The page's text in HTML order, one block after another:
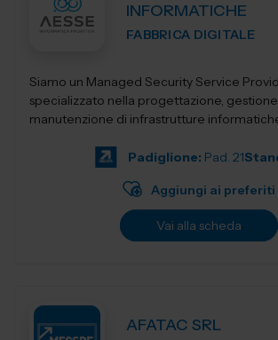
INFORMATICHE
FABBRICA DIGITALE
Siamo un Managed Security Service
specializzato nella progettazione,
manutenzione di infrastrutture
Padiglione: Pad. 21
Aggiungi ai preferiti
Vai alla scheda
AFATAC SRL